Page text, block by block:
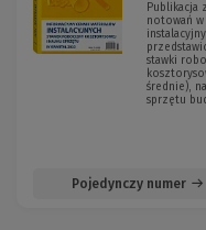
Publikacja
notowań
stawki
średnie),
sprzętu
Pojedynczy numer